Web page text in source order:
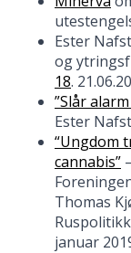
Ester
og
18.
”Slår
Ester
“Ungdom
cannabis”
Thomas
januar